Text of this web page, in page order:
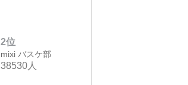
2位
mixi バスケ部
38530人